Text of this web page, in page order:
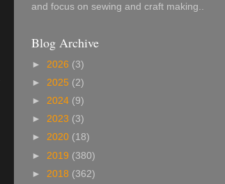
and focus on sewing and craft making..
Blog Archive
► 2026 (3)
► 2025 (2)
► 2024 (9)
► 2023 (3)
► 2020 (18)
► 2019 (380)
► 2018 (362)